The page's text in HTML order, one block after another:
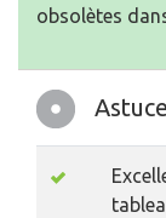
obsolètes